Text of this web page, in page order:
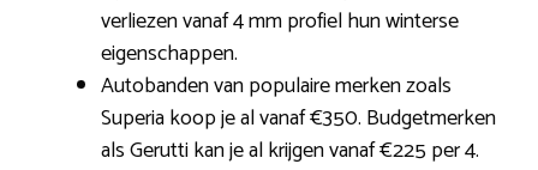
verliezen vanaf 4 mm profiel hun winterse
eigenschappen.
Autobanden van populaire merken zoals
Superia koop je al vanaf €350. Budgetmerken
als Gerutti kan je al krijgen vanaf €225 per 4.